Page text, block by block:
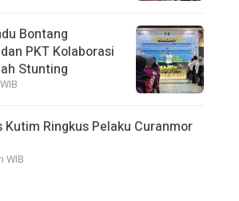
Bontang
PKT Kolaborasi
Stunting
Ringkus Pelaku Curanmor
WIB